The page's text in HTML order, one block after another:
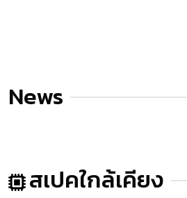
News
สเปคใกล้เคียง